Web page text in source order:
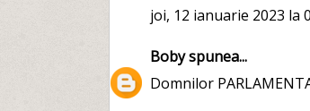
joi, 12 ianuarie 2023 la
Bobyspunea...
Domnilor